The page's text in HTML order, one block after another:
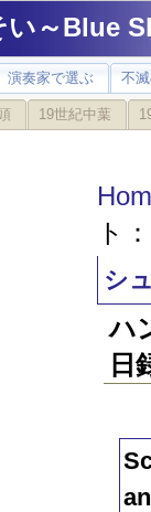
い～Blue
演奏家で選ぶ 不
19世紀中葉
ト
シ
ハ
日